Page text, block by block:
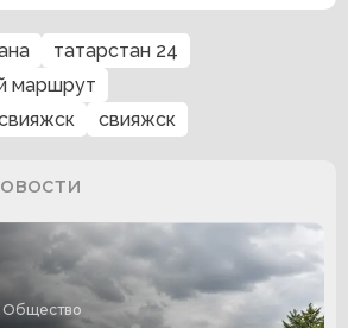
татарстан 24
маршрут
свияжск
Общество